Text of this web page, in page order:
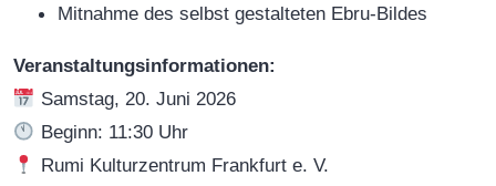
Mitnahme des selbst gestalteten Ebru-Bildes
Veranstaltungsinformationen:
Samstag, 20. Juni 2026
Beginn: 11:30 Uhr
Rumi Kulturzentrum Frankfurt e. V.